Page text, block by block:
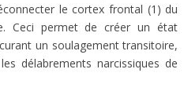
le cortex frontal (1) du
Ceci permet de créer un état
un soulagement transitoire,
délabrements narcissiques de